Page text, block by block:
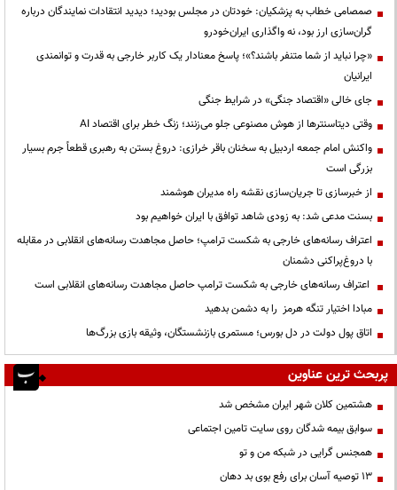
صمصامی خطاب به پزشکیان: خودتان در مجلس بودید؛ دیدید انتقادات نمایندگان درباره
گران‌سازی ارز بود، نه واگذاری ایران‌خودرو
«چرا نباید از شما متنفر باشند؟»؛ پاسخ معنادار یک کاربر خارجی به قدرت و توانمندی
ایرانیان
جای خالی «اقتصاد جنگی» در شرایط جنگی
وقتی دیتاسنترها از هوش مصنوعی جلو می‌زنند؛ زنگ خطر برای اقتصاد AI
واکنش امام جمعه اردبیل به سخنان باقر خرازی: دروغ بستن به رهبری قطعاً جرم بسیار
بزرگی است
از خبرسازی تا جریان‌سازی نقشه راه مدیران هوشمند
بسنت مدعی شد: به زودی شاهد توافق با ایران خواهیم بود
اعتراف رسانه‌های خارجی به شکست ترامپ؛ حاصل مجاهدت رسانه‌های انقلابی در مقابله
با دروغ‌پراکنی دشمنان
اعتراف رسانه‌های خارجی به شکست ترامپ حاصل مجاهدت رسانه‌های انقلابی است
مبادا اختیار تنگه هرمز را به دشمن بدهید
اتاق پول دولت در دل بورس؛ مستمری بازنشستگان، وثیقه بازی بزرگ‌ها
پربحث ترین عناوین
هشتمین کلان شهر ایران مشخص شد
سوابق بیمه شدگان روی سایت تامین اجتماعی
همجنس گرایی در شبکه من و تو
13 توصیه آسان برای رفع بوی بد دهان